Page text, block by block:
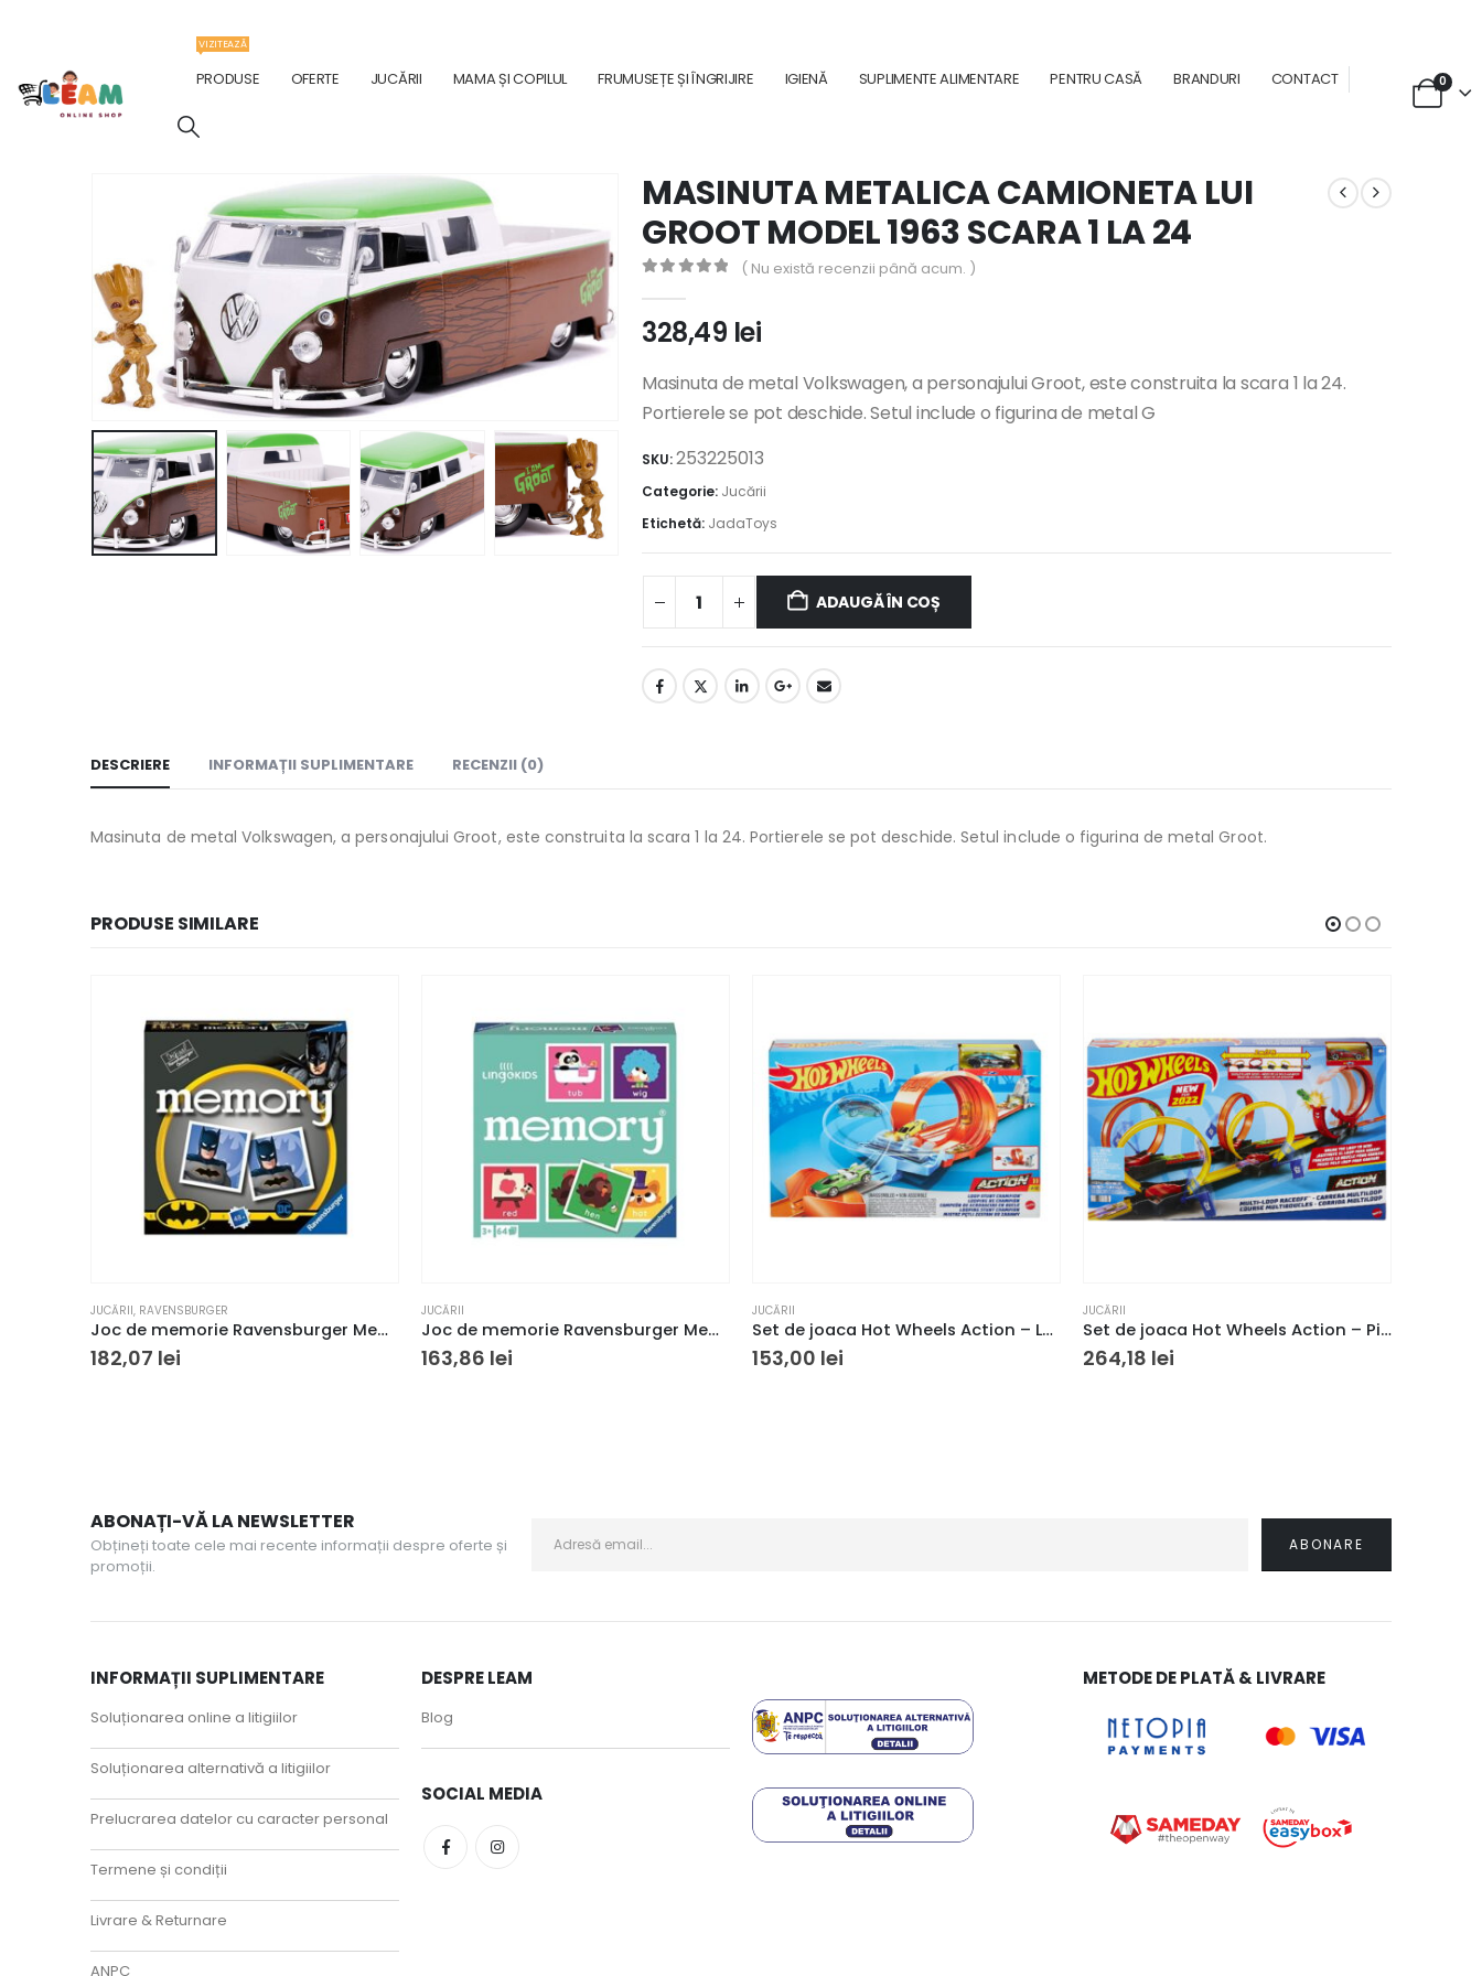
PRODUSE
VIZITEAZĂ
OFERTE JUCĂRII MAMA ȘI COPILUL FRUMUSEȚE ȘI ÎNGRIJIRE IGIENĂ SUPLIMENTE ALIMENTARE PENTRU CASĂ BRANDURI CONTACT 0
MASINUTA METALICA CAMIONETA LUI
GROOT MODEL 1963 SCARA 1 LA 24
( Nu există recenzii până acum. )
328,49 lei
Masinuta de metal Volkswagen, a personajului Groot, este construita la scara 1 la 24.
Portierele se pot deschide. Setul include o figurina de metal G
SKU:253225013
Categorie: Jucării
Etichetă: JadaToys
ADAUGĂ ÎN COȘ
DESCRIERE INFORMAȚII SUPLIMENTARE RECENZII (0)
Masinuta de metal Volkswagen, a personajului Groot, este construita la scara 1 la 24. Portierele se pot deschide. Setul include o figurina de metal Groot.
PRODUSE SIMILARE
JUCĂRII, RAVENSBURGER
Joc de memorie Ravensburger Memory Batman
182,07 lei
JUCĂRII
Joc de memorie Ravensburger Memory Lingokids
163,86 lei
JUCĂRII
Set de joaca Hot Wheels Action – Loop Stunt
153,00 lei
JUCĂRII
Set de joaca Hot Wheels Action – Pista buclelor duble
264,18 lei
ABONAȚI-VĂ LA NEWSLETTER
Obțineți toate cele mai recente informații despre oferte și
promoții.
INFORMAȚII SUPLIMENTARE
Soluționarea online a litigiilor
Soluționarea alternativă a litigiilor
Prelucrarea datelor cu caracter personal
Termene și condiții
Livrare & Returnare
ANPC
DESPRE LEAM
Blog
SOCIAL MEDIA
METODE DE PLATĂ & LIVRARE